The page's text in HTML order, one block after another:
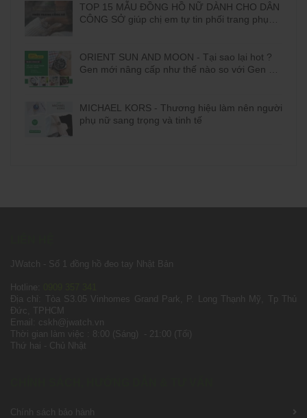
TOP 15 MẪU ĐỒNG HỒ NỮ DÀNH CHO DÂN
CÔNG SỞ giúp chị em tự tin phối trang phục
ORIENT SUN AND MOON - Tại sao lại hot ?
Gen mới nâng cấp như thế nào so với Gen cũ
MICHAEL KORS - Thương hiệu làm nên người
phụ nữ sang trọng và tinh tế
JWatch - Số 1 đồng hồ đeo tay Nhật Bản
Hotline:
Địa chỉ: Tòa S3.05 Vinhomes Grand Park, P. Long Thạnh Mỹ, Tp Thủ
Đức, TPHCM
Email: cskh@jwatch.vn
Thời gian làm việc : 8:00 (Sáng) - 21:00 (Tối)
Thứ hai - Chủ Nhật
Chính sách bảo hành